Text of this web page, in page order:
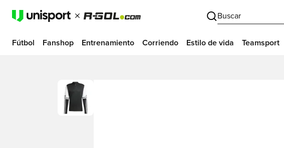
Buscar
Fútbol Fanshop Entrenamiento Corriendo Estilo de vida Teamsport